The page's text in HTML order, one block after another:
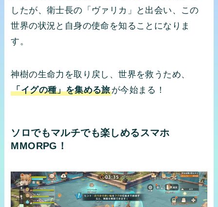
したが、衛士長の「ヴァリカ」と出会い、この
世界の状況と自身の使命を知ることになりま
す。
神樹の生命力を取り戻し、世界を救うため、
「イグの種」を集める旅が今始まる！
ソロでもマルチでも楽しめるスマホ
MMORPG！